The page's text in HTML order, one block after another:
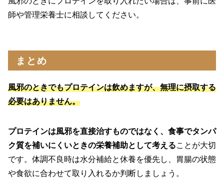
師や管理栄養士に相談してください。
まとめ
風邪のときでもプロテインは飲めますが、無理に摂取する
必要はありません。
プロテインは風邪を直接治すものではなく、食事でタンパ
ク質を補いにくいときの栄養補助として考えることが大切
です。体調不良時は水分補給と休養を優先し、胃腸の状態
や食欲に合わせて取り入れるか判断しましょう。